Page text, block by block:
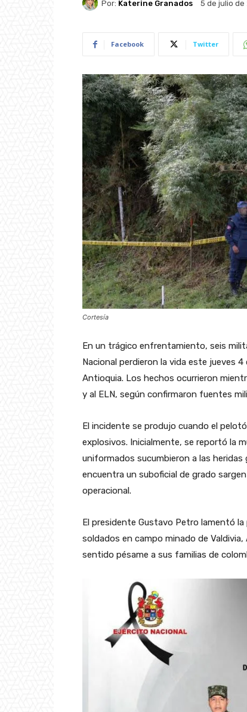
Por: Katerine Granados 5 de julio de
Facebook Twitter
Cortesía
En un trágico enfrentamiento, seis
Nacional perdieron la vida este jueves
Antioquia. Los hechos ocurrieron
y al ELN, según confirmaron fuentes
El incidente se produjo cuando el
explosivos. Inicialmente, se reportó la
uniformados sucumbieron a las
encuentra un suboficial de grado
operacional.
El presidente Gustavo Petro lamentó
soldados en campo minado de
sentido pésame a sus familias de